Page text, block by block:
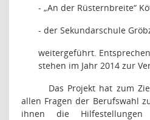
- „An der Rüsternbreite“
- der Sekundarschule
weitergeführt.
stehen im Jahr 2014 zur
Das Projekt hat zum
allen Fragen der Berufswahl
ihnen die